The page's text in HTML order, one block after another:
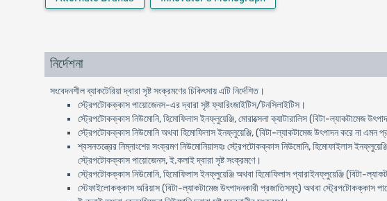
নির্দেশনা
সংবেদনশীল ব্যাকটেরিয়া দ্বারা সৃষ্ট সংক্রমণের চিকিৎসায় এটি নির্দেশিত।
স্ট্রেপটোকক্কাস পায়োজেনস-এর দ্বারা সৃষ্ট ফ্যারিংজাইটিস/টনসিলাইটিস।
স্ট্রেপটোকক্কাস নিউমোনি, হিমোফিলাস ইনফ্লুয়েঞ্জি, মোরাক্সেলা ক্যাটারালিস (বিটা-ল্যাকটামেজ
স্ট্রেপটোকক্কাস নিউমোনি অথবা হিমোফিলাস ইনফ্লুয়েঞ্জি, (বিটা-ল্যাকটামেজ উৎপাদন করে না এমন
শ্বসনতন্ত্রের নিম্নাংশের সংক্রমণ নিউমোনিয়াসহঃ স্ট্রেপটোকক্কাস নিউমোনি, হিমোফাইলাস
স্ট্রেপটোকক্কাস পায়োজেনস, ই.কলাই দ্বারা সৃষ্ট সংক্রমণে।
স্ট্রেপটোকক্কাস নিউমোনি, হিমোফিলাস ইনফ্লুয়েঞ্জি অথবা হিমোফিলাস প্যারাইনফ্লুয়েঞ্জি (বিটা-
স্টেফাইলোকক্কাস অরিয়াস (বিটা-ল্যাকটামেজ উৎপাদনকারী প্রজাতিসমূহ) অথবা স্ট্রেপটোকক্কাস